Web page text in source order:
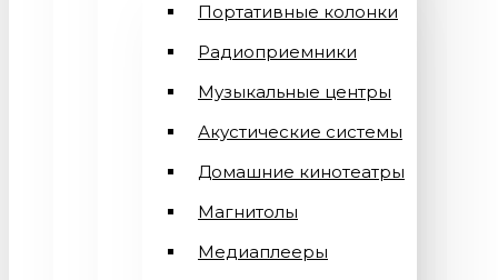
Портативные колонки
Радиоприемники
Музыкальные центры
Акустические системы
Домашние кинотеатры
Магнитолы
Медиаплееры